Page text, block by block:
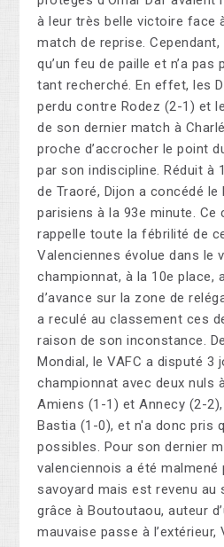
à leur très belle victoire face
match de reprise. Cependant,
qu’un feu de paille et n’a pas
tant recherché. En effet, les
perdu contre Rodez (2-1) et
de son dernier match à
proche d’accrocher le point
par son indiscipline. Réduit à
de Traoré, Dijon a concédé
parisiens à la 93e minute. Ce
rappelle toute la fébrilité de
Valenciennes évolue dans le
championnat, à la 10e place,
d’avance sur la zone de
a reculé au classement ces
raison de son inconstance.
Mondial, le VAFC a disputé 3
championnat avec deux nuls
Amiens (1-1) et Annecy (2-
Bastia (1-0), et n'a donc pris
possibles. Pour son dernier
valenciennois a été
savoyard mais est revenu au
grâce à Boutoutaou, auteur
mauvaise passe à l’extérieur,